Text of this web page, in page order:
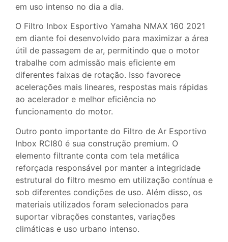
em uso intenso no dia a dia.
O Filtro Inbox Esportivo Yamaha NMAX 160 2021
em diante foi desenvolvido para maximizar a área
útil de passagem de ar, permitindo que o motor
trabalhe com admissão mais eficiente em
diferentes faixas de rotação. Isso favorece
acelerações mais lineares, respostas mais rápidas
ao acelerador e melhor eficiência no
funcionamento do motor.
Outro ponto importante do Filtro de Ar Esportivo
Inbox RCI80 é sua construção premium. O
elemento filtrante conta com tela metálica
reforçada responsável por manter a integridade
estrutural do filtro mesmo em utilização contínua e
sob diferentes condições de uso. Além disso, os
materiais utilizados foram selecionados para
suportar vibrações constantes, variações
climáticas e uso urbano intenso.